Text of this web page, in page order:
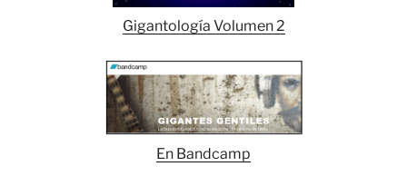
Gigantología Volumen 2
En Bandcamp